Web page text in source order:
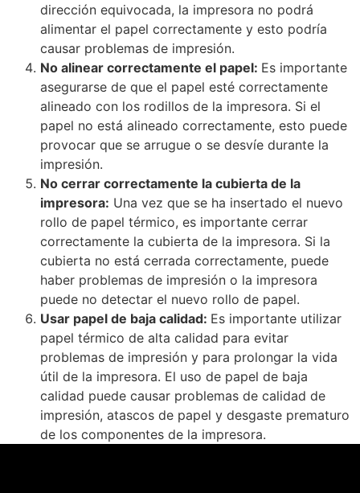
dirección equivocada, la impresora no podrá
alimentar el papel correctamente y esto podría
causar problemas de impresión.
No alinear correctamente el papel: Es importante
asegurarse de que el papel esté correctamente
alineado con los rodillos de la impresora. Si el
papel no está alineado correctamente, esto puede
provocar que se arrugue o se desvíe durante la
impresión.
No cerrar correctamente la cubierta de la
impresora: Una vez que se ha insertado el nuevo
rollo de papel térmico, es importante cerrar
correctamente la cubierta de la impresora. Si la
cubierta no está cerrada correctamente, puede
haber problemas de impresión o la impresora
puede no detectar el nuevo rollo de papel.
Usar papel de baja calidad: Es importante utilizar
papel térmico de alta calidad para evitar
problemas de impresión y para prolongar la vida
útil de la impresora. El uso de papel de baja
calidad puede causar problemas de calidad de
impresión, atascos de papel y desgaste prematuro
de los componentes de la impresora.